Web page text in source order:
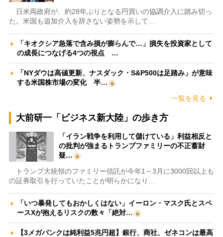
日米両政府が、約28年ぶりとなる円買いの協調介入に踏み切っ
た。米国も追加介入を辞さない姿勢を示して…
「キオクシア急落で含み損が膨らんで…」損失を投資家として
の成長につなげる4つの視点 …
「NYダウは高値更新、ナスダック・S&P500は足踏み」が意味
する米国株市場の変化 半…
一覧を見る
大前研一「ビジネス新大陸」の歩き方
「イラン戦争を利用して儲けている」利益相反と
の批判が強まるトランプファミリーの不正蓄財
疑…
トランプ大統領のファミリー信託が今年1～3月に3000回以上も
の証券取引を行っていたことが明らかになり…
「いつ暴発してもおかしくはない」イーロン・マスク氏とスペ
ースXが抱えるリスクの数々「絶対…
【3メガバンクは純利益5兆円超】銀行、商社、ゼネコンは最高